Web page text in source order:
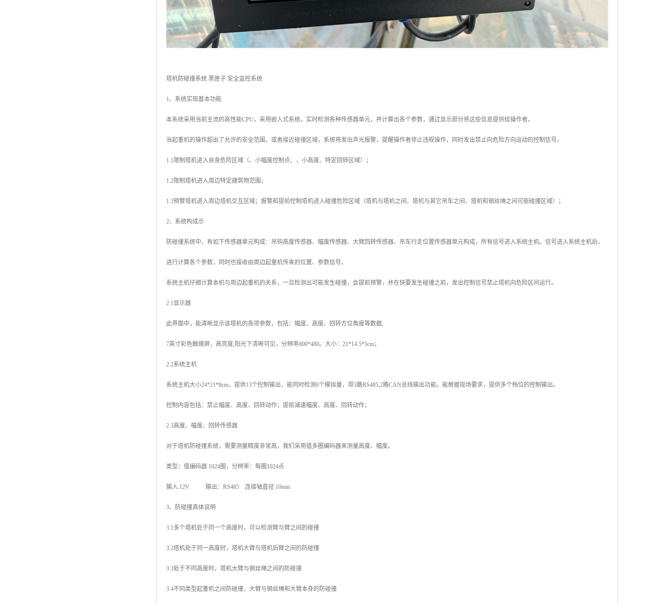
塔机防碰撞系统 黑匣子 安全监控系统
1、系统实现基本功能
本系统采用当前主流的高性能CPU，采用嵌入式系统，实时检测各种传感器单元，并计算出各个参数，通过显示部分将这些信息提供给操作者。
当起重机的操作超出了允许的安全范围，或者接近碰撞区域，系统将发出声光报警，提醒操作者停止违规操作，同时发出禁止向危险方向运动的控制信号。
1.1限制塔机进入自身危险区域（、小幅度控制点、、小高度、特定回转区域）；
1.2限制塔机进入周边特定建筑物范围；
1.3预警塔机进入周边塔机交互区域；报警和提前控制塔机进入碰撞危险区域（塔机与塔机之间、塔机与其它吊车之间、塔机和钢丝绳之间可能碰撞区域）；
2、系统构成示
防碰撞系统中，有如下传感器单元构成：吊钩高度传感器、幅度传感器、大臂回转传感器、吊车行走位置传感器单元构成，所有信号进入系统主机。信号进入系统主机后，
进行计算各个参数，同时也接收由周边起重机传来的位置、参数信号。
系统主机仔细计算本机与周边起重机的关系，一旦检测出可能发生碰撞，会提前预警，并在快要发生碰撞之前，发出控制信号禁止塔机向危险区间运行。
2.1显示器
此界面中，能清晰显示该塔机的各项参数，包括：幅度、高度、回转方位角度等数据;
7英寸彩色触摸屏，高亮度,阳光下清晰可见，分辨率800*480。大小：21*14.5*5cm；
2.2系统主机
系统主机大小24*21*8cm，提供13个控制输出，能同时检测6个模拟量，带3路RS485,2路CAN总线输出功能。能根据现场要求，提供多个档位的控制输出。
控制内容包括：禁止幅度、高度、回转动作；提前减速幅度、高度、回转动作；
2.3高度、幅度、回转传感器
对于塔机防碰撞系统，需要测量精度非常高，我们采用值多圈编码器来测量高度、幅度。
类型：值编码器 1024圈，分辨率：每圈1024点
输入:12V 输出：RS485 连接轴直径:10mm
3、防碰撞具体说明
3.1多个塔机处于同一个高度时，可以检测臂与臂之间的碰撞
3.2塔机处于同一高度时，塔机大臂与塔机后臂之间的防碰撞
3.3处于不同高度时，塔机大臂与钢丝绳之间的防碰撞
3.4不同类型起重机之间防碰撞，大臂与钢丝绳和大臂本身的防碰撞